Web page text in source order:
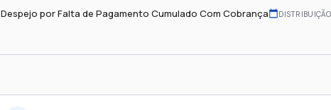
Despejo por Falta de Pagamento Cumulado Com Cobrança DISTRIBUIÇÃO